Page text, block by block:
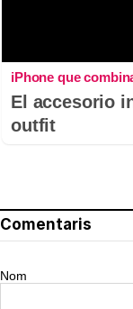
iPhone que
El accesorio
outfit
Comentaris
Nom